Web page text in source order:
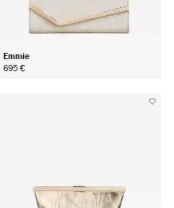
Emmie
695 €